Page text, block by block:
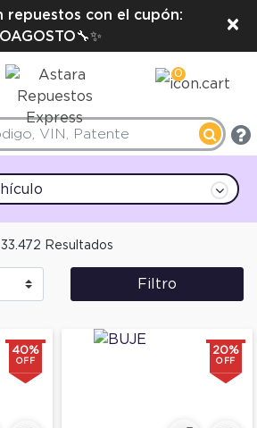
repuestos con el cupón:
×
0
33.472 Resultados
Filtro
40%
OFF
20%
OFF